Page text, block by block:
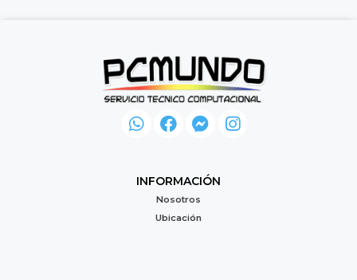
INFORMACIÓN
Nosotros
Ubicación